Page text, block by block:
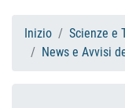
Inizio
Scienze e
News e Avvisi